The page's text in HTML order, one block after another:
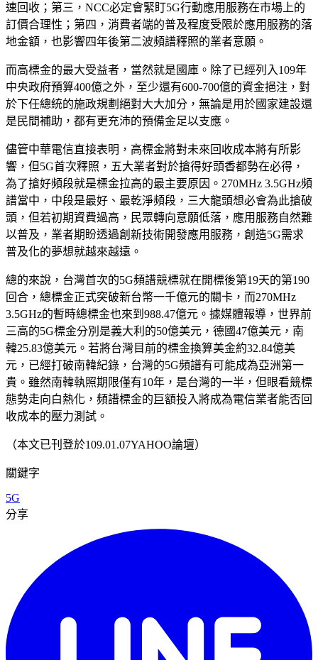
速回收；第三，NCC必定會緊盯5G行動應用服務在市場上的
訂價合理性；第四，消費者端的普及程度受限於應用服務的落
地金額，也影響四年後第二波頻譜釋照的業者意願。
而高標金的最大受益者，當然就是國庫。除了已經列入109年
中央政府預算400億之外，至少還有600-700億的資金挹注，對
於下任總統的施政規劃絕對大大加分，無論是用於國家建設還
是民間補助，都有更充沛的預備金足以支應。
儘管中華電信直接表明，高標金將對未來回收成本將有所影
響，但5G首次釋照，五大業者對於搶得好頭香都勢在必得，
為了搶好頻段就是標金拉高的最主要原因。270MHz 3.5GHz頻
譜當中，中段是最好、最乾淨頻段，三大龍頭想必會為此搶破
頭，但若初期資費過高，民眾轉向意願低落，應用服務自然難
以普及，業者期盼透過創新技術開發應用服務，創造5G需求
普及化的夢想就越來越遠。
總的來說，台灣首次的5G頻譜競標就在開標後第19天的第190
回合，總標金正式突破新台幣一千億元的關卡，而270MHz
3.5GHz的暫時總標金也來到988.47億元。據媒體報導，世界前
三高的5G標金分別是義大利的50億美元，德國47億美元，南
韓25.83億美元。若將台灣目前的標金換算美金約32.84億美
元，已經打破南韓紀錄，台灣的5G頻譜有可能成為亞洲第一
貴。雖然南韓執照期限僅有10年，是台灣的一半，但眼看競標
態勢走向白熱化，頻譜標金的巨額投入將成為電信業者能否回
收成本的壓力測試。
（本文已刊登於109.01.07YAHOO論壇）
關鍵字
5G
分享